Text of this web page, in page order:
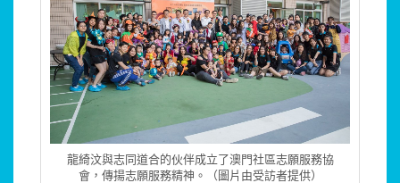
龍綺汶與志同道合的伙伴成立了澳門社區志願服務協
會，傳揚志願服務精神。（圖片由受訪者提供）